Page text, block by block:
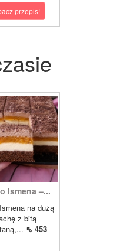
przepis!
Ismena –...
na dużą
z bitą
⇖ 453